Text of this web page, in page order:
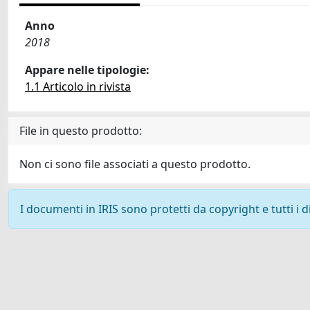
Anno
2018
Appare nelle tipologie:
1.1 Articolo in rivista
File in questo prodotto:
Non ci sono file associati a questo prodotto.
I documenti in IRIS sono protetti da copyright e tutti i